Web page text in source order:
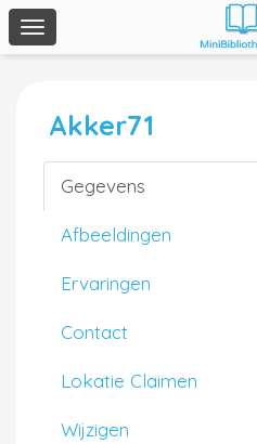
Toggle
navigation
Akker71
Gegevens
Afbeeldingen
Ervaringen
Contact
Lokatie Claimen
Wijzigen